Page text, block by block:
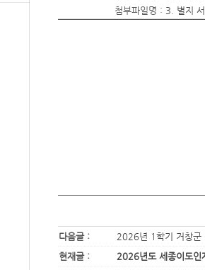
첨부파일명 : 3. 별지
다음글 :
2026년 1학기 거창군
현재글 :
2026년도 세종이도인